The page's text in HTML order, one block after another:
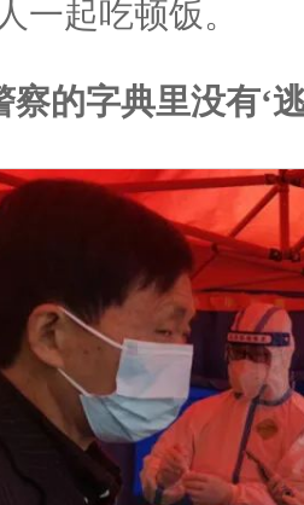
一起吃顿饭。
察的字典里没有‘